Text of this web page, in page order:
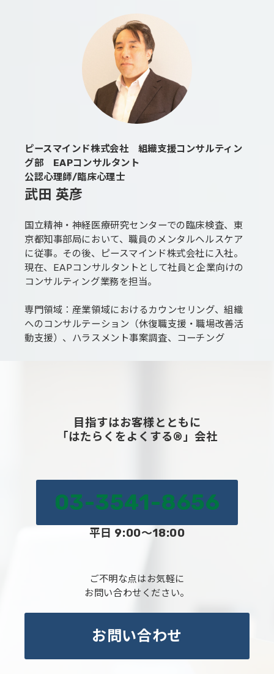
ピースマインド株式会社 組織支援コンサルティン
グ部 EAPコンサルタント
公認心理師/臨床心理士
武田 英彦
国立精神・神経医療研究センターでの臨床検査、東
京都知事部局において、職員のメンタルヘルスケア
に従事。その後、ピースマインド株式会社に入社。
現在、EAPコンサルタントとして社員と企業向けの
コンサルティング業務を担当。
専門領域：産業領域におけるカウンセリング、組織
へのコンサルテーション（休復職支援・職場改善活
動支援）、ハラスメント事案調査、コーチング
目指すはお客様とともに
「はたらくをよくする®」会社
03-3541-8656
平日 9:00～18:00
ご不明な点はお気軽に
お問い合わせください。
お問い合わせ